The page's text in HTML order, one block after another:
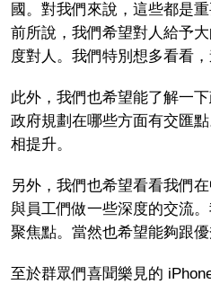
國。對我們來說，這些都是
前所說，我們希望對人給予
度對人。我們特別想多看看，
此外，我們也希望能了解一
政府規劃在哪些方面有交匯
相提升。
另外，我們也希望看看我們
與員工們做一些深度的交流
聚焦點。當然也希望能夠跟
至於群眾們喜聞樂見的